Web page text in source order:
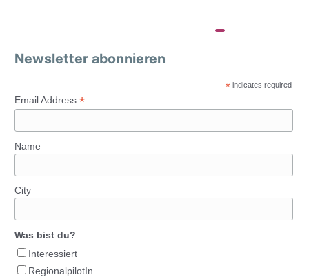
Newsletter abonnieren
* indicates required
Email Address *
Name
City
Was bist du?
Interessiert
RegionalpilotIn